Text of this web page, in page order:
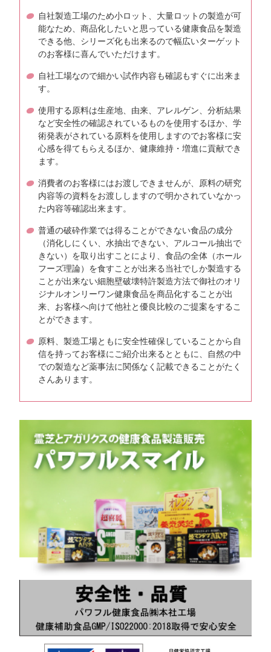
自社製造工場のため小ロット、大量ロットの製造が可
能なため、商品化したいと思っている健康食品を製造
できる他、シリーズ化も出来るので幅広いターゲット
のお客様に喜んでいただけます。
自社工場なので細かい試作内容も確認もすぐに出来ま
す。
使用する原料は生産地、由来、アレルゲン、分析結果
など安全性の確認されているものを使用するほか、学
術発表がされている原料を使用しますのでお客様に安
心感を得てもらえるほか、健康維持・増進に貢献でき
ます。
消費者のお客様にはお渡しできませんが、原料の研究
内容等の資料をお渡ししますので明かされていなかっ
た内容等確認出来ます。
普通の破砕作業では得ることができない食品の成分
（消化しにくい、水抽出できない、アルコール抽出で
きない）を取り出すことにより、食品の全体（ホール
フーズ理論）を食すことが出来る当社でしか製造する
ことが出来ない細胞壁破壊特許製造方法で御社のオリ
ジナルオンリーワン健康食品を商品化することが出
来、お客様へ向けて他社と優良比較のご提案をするこ
とができます。
原料、製造工場ともに安全性確保していることから自
信を持ってお客様にご紹介出来るとともに、自然の中
での製造など薬事法に関係なく記載できることがたく
さんあります。